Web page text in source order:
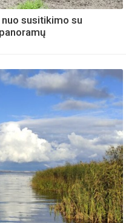
susitikimo su